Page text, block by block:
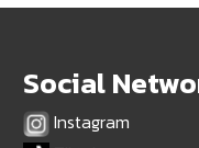
Social
Instagram